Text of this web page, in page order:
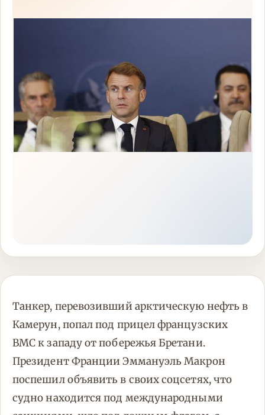
Танкер, перевозивший арктическую нефть в
Камерун, попал под прицел французских
ВМС к западу от побережья Бретани.
Президент Франции Эммануэль Макрон
поспешил объявить в своих соцсетях, что
судно находится под международными